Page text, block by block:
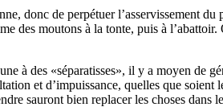
donc de perpétuer l’asservissement
des moutons à la tonte, puis à
à des «séparatisses», il y a moyen de
et d’impuissance, quelles que
sauront bien replacer les choses